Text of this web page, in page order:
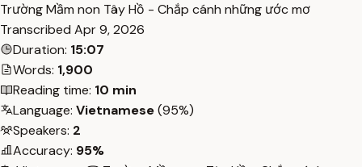
Trường Mầm non Tây Hồ - Chắp cánh những ước mơ
Transcribed Apr 9, 2026
Duration: 15:07
Words: 1,900
Reading time: 10 min
Language: Vietnamese(95%)
Speakers: 2
Accuracy: 95%